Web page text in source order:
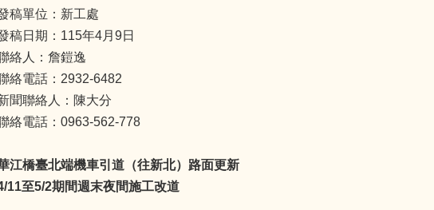
稿單位：新工處
稿日期：115年4月9日
絡人：詹鎧逸
絡電話：2932-6482
聞聯絡人：陳大分
絡電話：0963-562-778
江橋臺北端機車引道（往新北）路面更新
11至5/2期間週末夜間施工改道